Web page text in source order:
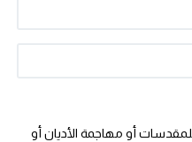
أو مهاجمة الأديان أو